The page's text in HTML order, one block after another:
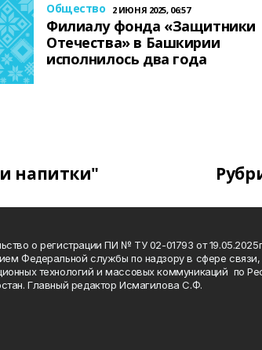
Общество 2 ИЮНЯ 2025, 06:57
Филиалу фонда «Защитники
Отечества» в Башкирии
исполнилось два года
напитки"
о регистрации ПИ № ТУ 02-01793 от
Федеральной службы по надзору в сфере связи,
технологий и массовых коммуникаций по
Главный редактор Исмагилова С.Ф.